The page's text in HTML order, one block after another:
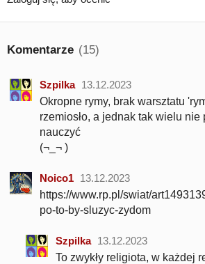
Komentarze (15)
Szpilka 13.12.2023
Okropne rymy, brak warsztatu
rzemiosło, a jednak tak wielu nie
nauczyć
(¬_¬ )
Noico1 13.12.2023
https://www.rp.pl/swiat/
po-to-by-sluzyc-zydom
Szpilka 13.12.2023
To zwykły religiota, w każdej